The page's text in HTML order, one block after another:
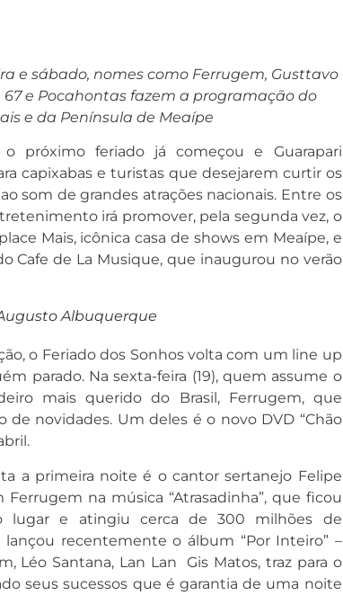
e sábado, nomes como Ferrugem, Gusttavo
67 e Pocahontas fazem a programação do
e da Península de Meaípe
próximo feriado já começou e Guarapari
capixabas e turistas que desejarem curtir os
som de grandes atrações nacionais. Entre os
irá promover, pela segunda vez, o
Mais, icônica casa de shows em Meaípe, e
Cafe de La Musique, que inaugurou no verão
Albuquerque
o Feriado dos Sonhos volta com um line up
parado. Na sexta-feira (19), quem assume o
mais querido do Brasil, Ferrugem, que
de novidades. Um deles é o novo DVD “Chão
a primeira noite é o cantor sertanejo Felipe
na música “Atrasadinha”, que ficou
lugar e atingiu cerca de 300 milhões de
lançou recentemente o álbum “Por Inteiro” –
Léo Santana, Lan Lan Gis Matos, traz para o
seus sucessos que é garantia de uma noite